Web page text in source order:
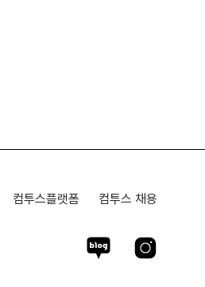
컴투스플랫폼 컴투스 채용